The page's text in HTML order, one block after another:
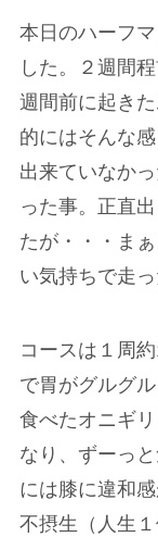
本日のハーフ
した。２週間
週間前に起き
的にはそんな
出来ていなか
った事。正直
たが・・・ま
い気持ちで走っ
コースは１周
で胃がグルグ
食べたオニギ
なり、ずーっ
には膝に違和
不摂生（人生